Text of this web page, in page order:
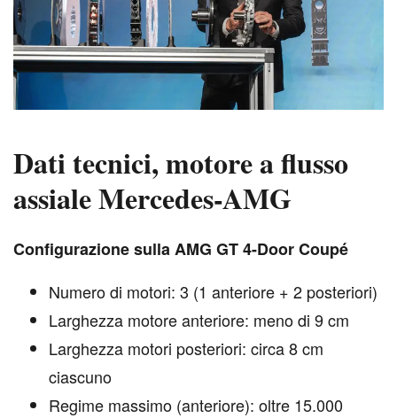
Dati tecnici, motore a flusso
assiale Mercedes-AMG
Configurazione sulla AMG GT 4-Door Coupé
Numero di motori: 3 (1 anteriore + 2 posteriori)
Larghezza motore anteriore: meno di 9 cm
Larghezza motori posteriori: circa 8 cm
ciascuno
Regime massimo (anteriore): oltre 15.000